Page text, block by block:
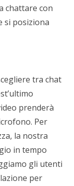
chattare con
si posiziona
tra chat
prenderà
Per
la nostra
in tempo
gli utenti
per